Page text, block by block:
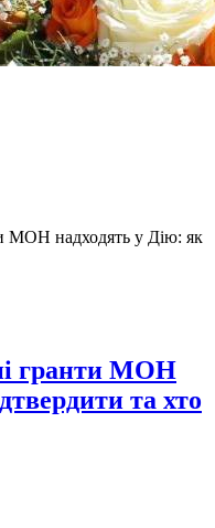
МОН надходять у Дію: як
гранти МОН
та хто